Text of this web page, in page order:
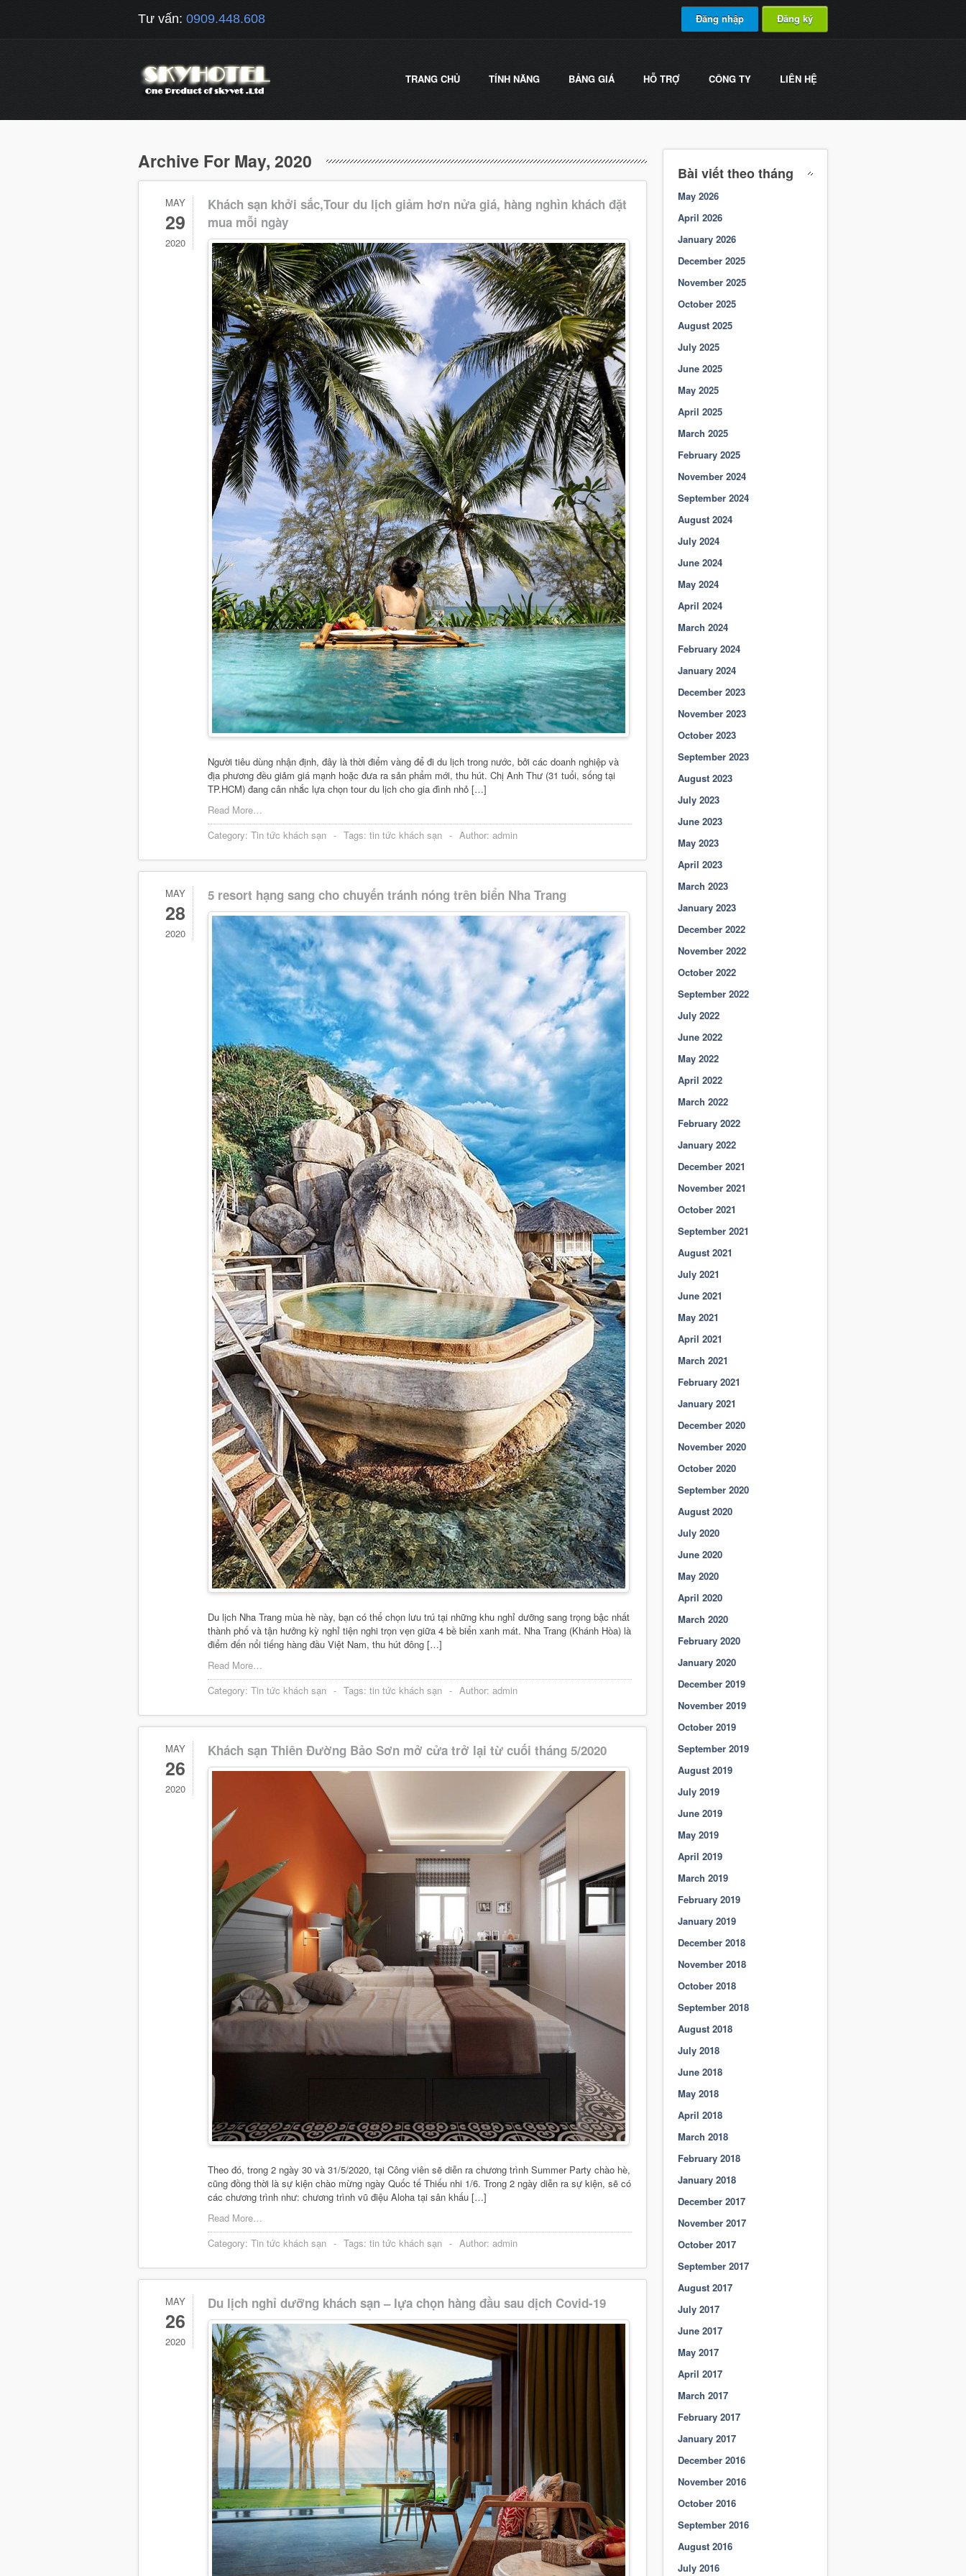
Tư vấn: 0909.448.608 Đăng nhập Đăng ký
TRANG CHỦ TÍNH NĂNG BẢNG GIÁ HỖ TRỢ CÔNG TY LIÊN HỆ
Archive For May, 2020
MAY
29
2020
Khách sạn khởi sắc,Tour du lịch giảm hơn nửa giá, hàng nghìn khách đặt
mua mỗi ngày
Người tiêu dùng nhận định, đây là thời điểm vàng để đi du lịch trong nước, bởi các doanh nghiệp và
địa phương đều giảm giá mạnh hoặc đưa ra sản phẩm mới, thu hút. Chị Anh Thư (31 tuổi, sống tại
TP.HCM) đang cân nhắc lựa chọn tour du lịch cho gia đình nhỏ […]
Read More…
Category: Tin tức khách sạn - Tags: tin tức khách sạn - Author: admin
MAY
28
2020
5 resort hạng sang cho chuyến tránh nóng trên biển Nha Trang
Du lịch Nha Trang mùa hè này, bạn có thể chọn lưu trú tại những khu nghỉ dưỡng sang trọng bậc nhất
thành phố và tận hưởng kỳ nghỉ tiện nghi trọn vẹn giữa 4 bề biển xanh mát. Nha Trang (Khánh Hòa) là
điểm đến nổi tiếng hàng đầu Việt Nam, thu hút đông […]
Read More…
Category: Tin tức khách sạn - Tags: tin tức khách sạn - Author: admin
MAY
26
2020
Khách sạn Thiên Đường Bảo Sơn mở cửa trở lại từ cuối tháng 5/2020
Theo đó, trong 2 ngày 30 và 31/5/2020, tại Công viên sẽ diễn ra chương trình Summer Party chào hè,
cũng đồng thời là sự kiện chào mừng ngày Quốc tế Thiếu nhi 1/6. Trong 2 ngày diễn ra sự kiện, sẽ có
các chương trình như: chương trình vũ điệu Aloha tại sân khấu […]
Read More…
Category: Tin tức khách sạn - Tags: tin tức khách sạn - Author: admin
MAY
26
2020
Du lịch nghỉ dưỡng khách sạn – lựa chọn hàng đầu sau dịch Covid-19
Bài viết theo tháng
May 2026
April 2026
January 2026
December 2025
November 2025
October 2025
August 2025
July 2025
June 2025
May 2025
April 2025
March 2025
February 2025
November 2024
September 2024
August 2024
July 2024
June 2024
May 2024
April 2024
March 2024
February 2024
January 2024
December 2023
November 2023
October 2023
September 2023
August 2023
July 2023
June 2023
May 2023
April 2023
March 2023
January 2023
December 2022
November 2022
October 2022
September 2022
July 2022
June 2022
May 2022
April 2022
March 2022
February 2022
January 2022
December 2021
November 2021
October 2021
September 2021
August 2021
July 2021
June 2021
May 2021
April 2021
March 2021
February 2021
January 2021
December 2020
November 2020
October 2020
September 2020
August 2020
July 2020
June 2020
May 2020
April 2020
March 2020
February 2020
January 2020
December 2019
November 2019
October 2019
September 2019
August 2019
July 2019
June 2019
May 2019
April 2019
March 2019
February 2019
January 2019
December 2018
November 2018
October 2018
September 2018
August 2018
July 2018
June 2018
May 2018
April 2018
March 2018
February 2018
January 2018
December 2017
November 2017
October 2017
September 2017
August 2017
July 2017
June 2017
May 2017
April 2017
March 2017
February 2017
January 2017
December 2016
November 2016
October 2016
September 2016
August 2016
July 2016